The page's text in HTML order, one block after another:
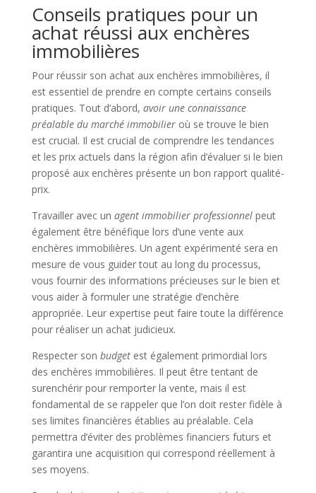
Conseils pratiques pour un
achat réussi aux enchères
immobilières
Pour réussir son achat aux enchères immobilières, il
est essentiel de prendre en compte certains conseils
pratiques. Tout d’abord, avoir une connaissance
préalable du marché immobilieroù se trouve le bien
est crucial. Il est crucial de comprendre les tendances
et les prix actuels dans la région afin d’évaluer si le bien
proposé aux enchères présente un bon rapport qualité-
prix.
Travailler avec un agent immobilier professionnelpeut
également être bénéfique lors d’une vente aux
enchères immobilières. Un agent expérimenté sera en
mesure de vous guider tout au long du processus,
vous fournir des informations précieuses sur le bien et
vous aider à formuler une stratégie d’enchère
appropriée. Leur expertise peut faire toute la différence
pour réaliser un achat judicieux.
Respecter son budgetest également primordial lors
des enchères immobilières. Il peut être tentant de
surenchérir pour remporter la vente, mais il est
fondamental de se rappeler que l’on doit rester fidèle à
ses limites financières établies au préalable. Cela
permettra d’éviter des problèmes financiers futurs et
garantira une acquisition qui correspond réellement à
ses moyens.